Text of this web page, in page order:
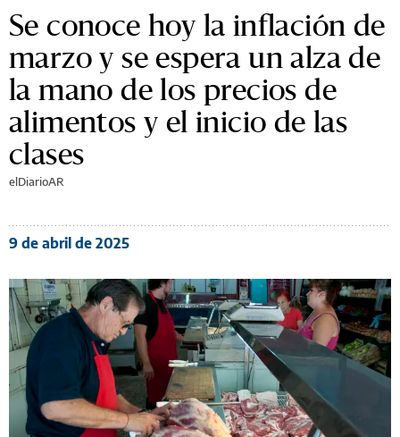
Se conoce hoy la inflación de
marzo y se espera un alza de
la mano de los precios de
alimentos y el inicio de las
clases
elDiarioAR
9 de abril de 2025